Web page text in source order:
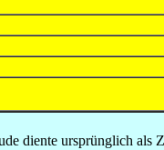
diente ursprünglich